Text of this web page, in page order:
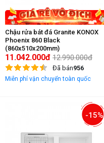
Chậu rửa bát đá Granite KONOX
Phoenix 860 Black
(860x510x200mm)
11.042.000đ 12.990.000đ
Đã bán956
Miễn phí vận chuyển toàn quốc
-15%